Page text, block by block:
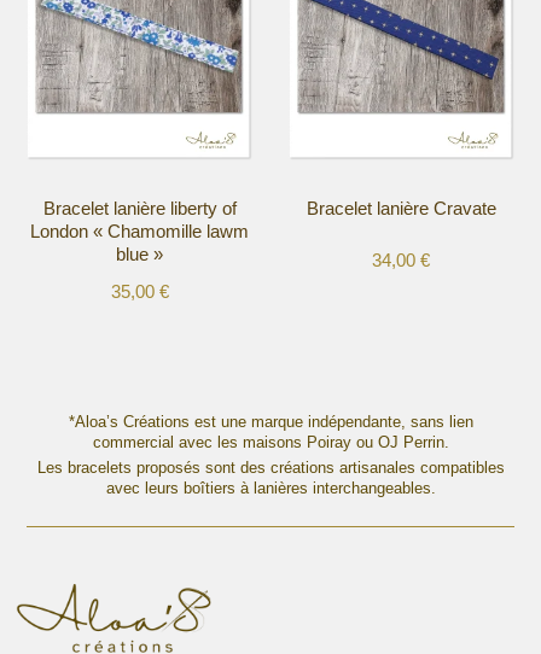
variations.
Les
options
peuvent
être
sur
page
du
variations.
Les
options
peuvent
être
sur
page
Bracelet lanière liberty of
London « Chamomille lawm
blue »
35,00 €
variations.
options
page
Bracelet lanière Cravate
34,00€
variations.
Les
options
peuvent
*Aloa’s Créations est une marque indépendante, sans lien
commercial avec les maisons Poiray ou OJ Perrin.
Les bracelets proposés sont des créations artisanales compatibles
avec leurs boîtiers à lanières interchangeables.